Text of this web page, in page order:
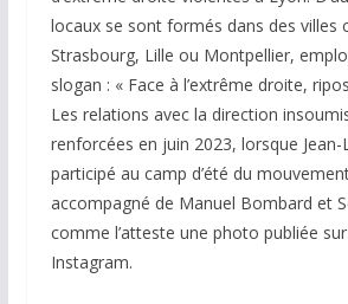
locaux se sont formés dans des villes
Strasbourg, Lille ou Montpellier,
slogan : « Face à l’extrême droite,
Les relations avec la direction
renforcées en juin 2023, lorsque
participé au camp d’été du
accompagné de Manuel Bombard et
comme l’atteste une photo publiée
Instagram.